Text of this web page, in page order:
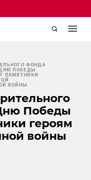
ФОНДА
ПОБЕДЫ
ПАМЯТНИКИ
ВОЙНЫ
Победы
героям
войны